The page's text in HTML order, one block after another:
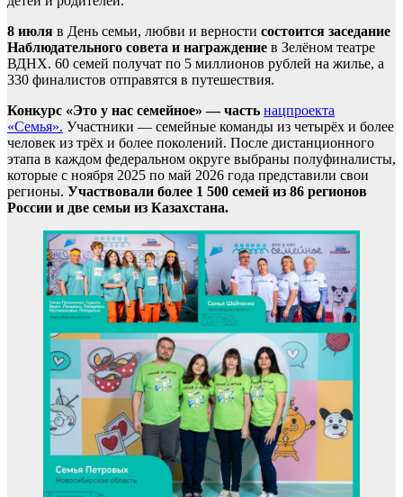
8 июля в День семьи, любви и верности состоится заседание
Наблюдательного совета и награждение в Зелёном театре
ВДНХ. 60 семей получат по 5 миллионов рублей на жилье, а
330 финалистов отправятся в путешествия.
Конкурс «Это у нас семейное» — часть нацпроекта
«Семья». Участники — семейные команды из четырёх и более
человек из трёх и более поколений. После дистанционного
этапа в каждом федеральном округе выбраны полуфиналисты,
которые с ноября 2025 по май 2026 года представили свои
регионы. Участвовали более 1 500 семей из 86 регионов
России и две семьи из Казахстана.